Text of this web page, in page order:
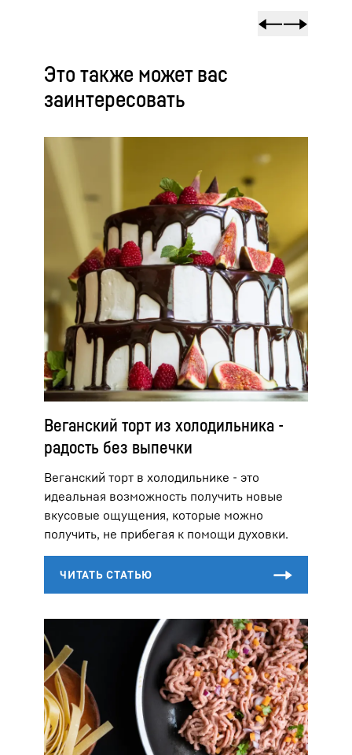
Это также может вас
заинтересовать
Веганский торт из холодильника -
радость без выпечки
Веганский торт в холодильнике - это
идеальная возможность получить новые
вкусовые ощущения, которые можно
получить, не прибегая к помощи духовки.